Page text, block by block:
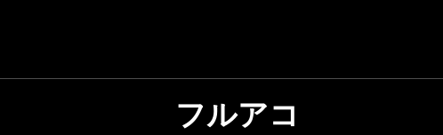
フルアコ